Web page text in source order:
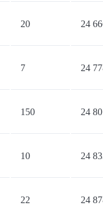
20 24
7 24
150 24
10 24
22 24